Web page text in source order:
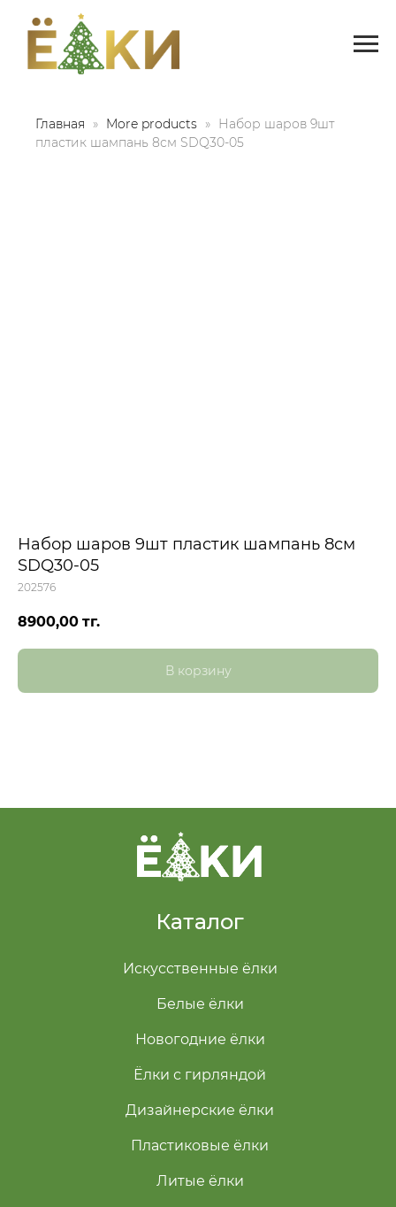
Главная More products
Набор шаров 9шт
пластик шампань 8см SDQ30-05
Набор шаров 9шт пластик шампань 8см
SDQ30-05
202576
8900,00 тг.
В корзину
Каталог
Искусственные ёлки
Белые ёлки
Новогодние ёлки
Ёлки с гирляндой
Дизайнерские ёлки
Пластиковые ёлки
Литые ёлки